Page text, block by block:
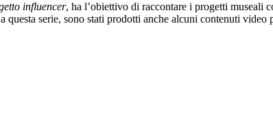
influencer, ha l’obiettivo di raccontare i progetti museali
serie, sono stati prodotti anche alcuni contenuti